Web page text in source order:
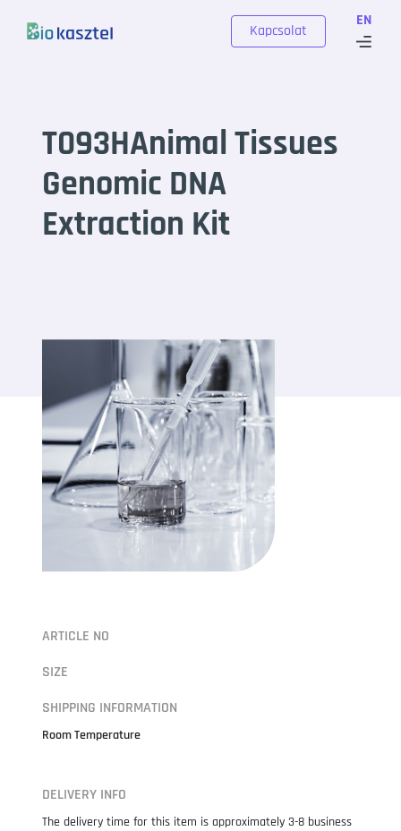
EN
Kapcsolat
T093HAnimal Tissues
Genomic DNA
Extraction Kit
ARTICLE NO
SIZE
SHIPPING INFORMATION
Room Temperature
DELIVERY INFO
The delivery time for this item is approximately 3-8 business